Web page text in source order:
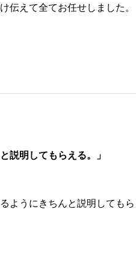
伝えて全てお任せしました。
説明してもらえる。」
ようにきちんと説明してもら